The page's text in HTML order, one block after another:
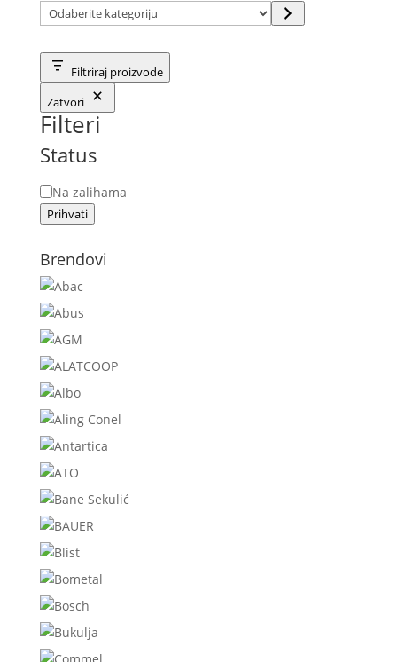
Odaberite
kategoriju
Filtriraj proizvode
Zatvori
Filteri
Status
Status
Na zalihama
Prihvati
Brendovi